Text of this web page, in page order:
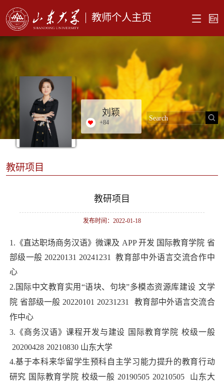
教师个人主页
刘颖
+84
教研项目
教研项目
发布时间：2022-01-18
1.《直达职场商务汉语》微课及 APP 开发 国际教育学院 省
部级一般 20220131 20241231
教育部中外语言交流合作中
心
2.国际中文教育实用“语块、句块”多模态资源库建设 文学
院 省部级一般 20220101 20231231
教育部中外语言交流合
作中心
3.《商务汉语》课程开发与建设 国际教育学院 校级一般
20200428 20210830 山东大学
4.基于本科来华留学生预科自主学习能力提升的教育行动
研究 国际教育学院 校级一般 20190505 20210505
山东大